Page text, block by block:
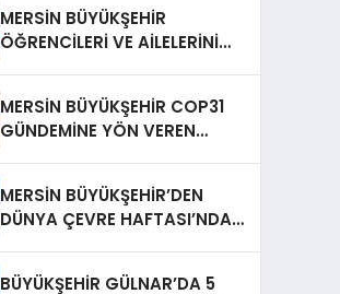
MERSİN BÜYÜKŞEHİR
ÖĞRENCİLERİ VE AİLELERİNİ
MERSİN BÜYÜKŞEHİR COP31
GÜNDEMİNE YÖN VEREN
MERSİN BÜYÜKŞEHİR’DEN
DÜNYA ÇEVRE HAFTASI’NDA
BÜYÜKŞEHİR GÜLNAR’DA 5